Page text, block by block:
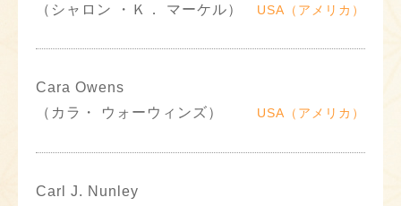
（シャロン ・Ｋ． マーケル）
USA（アメリカ）
Cara Owens
（カラ・ ウォーウィンズ）
USA（アメリカ）
Carl J. Nunley